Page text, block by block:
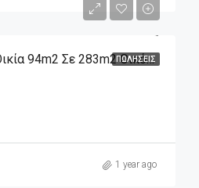
ΠΩΛΉΣΕΙΣ
Ν. Ιωνία Πωλείται Οικία 94m2 Σε 283m2 Οικόπεδο
1 year ago